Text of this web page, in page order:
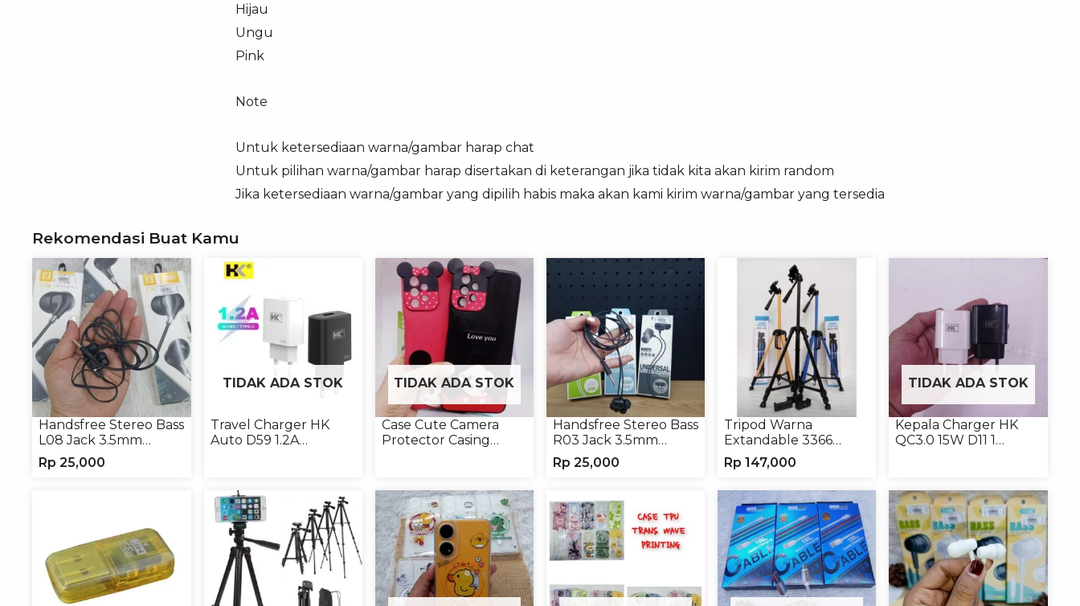
Hijau
Ungu
Pink
Note
Untuk ketersediaan warna/gambar harap chat
Untuk pilihan warna/gambar harap disertakan di keterangan jika tidak kita akan kirim random
Jika ketersediaan warna/gambar yang dipilih habis maka akan kami kirim warna/gambar yang tersedia
Rekomendasi Buat Kamu
Handsfree Stereo Bass
L08 Jack 3.5mm
Earphone Headphone
Rp 25,000
TIDAK ADA STOK
Travel Charger HK
Auto D59 1.2A
TIDAK ADA STOK
Case Cute Camera
Protector Casing
Handsfree Stereo Bass
R03 Jack 3.5mm
Headphone Headset
Earphone
Rp 25,000
Tripod Warna
Extandable 3366
Tripod Handphone
Kamera
Rp 147,000
TIDAK ADA STOK
Kepala Charger HK
QC3.0 15W D11 1